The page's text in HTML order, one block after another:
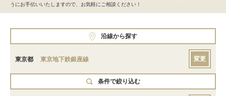
うにお手伝いいたしますので、お気軽にご相談ください！
沿線から探す
東京都 東京地下鉄銀座線 変更
条件で絞り込む